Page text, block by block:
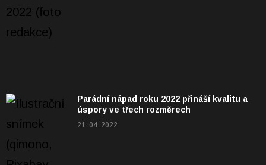
Parádní nápad roku 2022 přináší kvalitu a
úspory ve třech rozměrech
21. 04. 2022